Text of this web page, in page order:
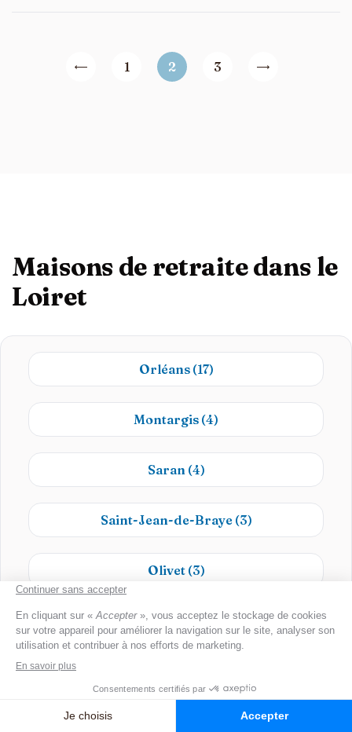
1 2 3
Maisons de retraite dans le
Loiret
Orléans (17)
Montargis (4)
Saran (4)
Saint-Jean-de-Braye (3)
Olivet (3)
Amilly(3)
Meung-sur-Loire